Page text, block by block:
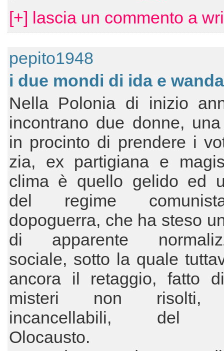
[+] lascia un commento a
pepito1948
i due mondi di ida e wanda
Nella Polonia di inizio
incontrano due donne,
in procinto di prendere i
zia, ex partigiana e
clima è quello gelido ed
del regime
dopoguerra, che ha steso
di apparente
sociale, sotto la quale
ancora il retaggio, fatto
misteri non risolti,
incancellabili, del
Olocausto.